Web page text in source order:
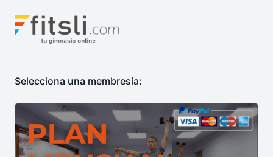
Selecciona una membresía: